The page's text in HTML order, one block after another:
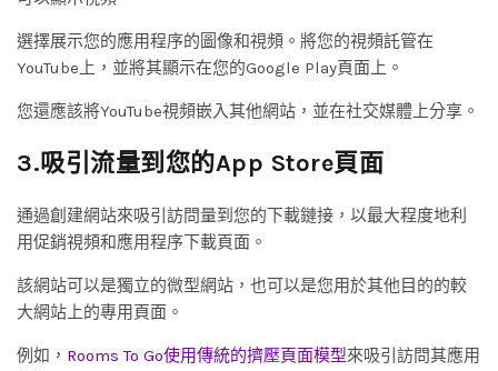
選擇展示您的應用程序的圖像和視頻。將您的視頻託管在
YouTube上，並將其顯示在您的Google Play頁面上。
您還應該將YouTube視頻嵌入其他網站，並在社交媒體上分享。
3.吸引流量到您的App Store頁面
通過創建網站來吸引訪問量到您的下載鏈接，以最大程度地利
用促銷視頻和應用程序下載頁面。
該網站可以是獨立的微型網站，也可以是您用於其他目的的較
大網站上的專用頁面。
例如， Rooms To Go使用傳統的擠壓頁面模型來吸引訪問其應用